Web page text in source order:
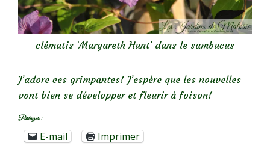
clématis ‘Margareth Hunt’ dans le sambucus
J’adore ces grimpantes! J’espère que les nouvelles
vont bien se développer et fleurir à foison!
Partager :
E-mail Imprimer